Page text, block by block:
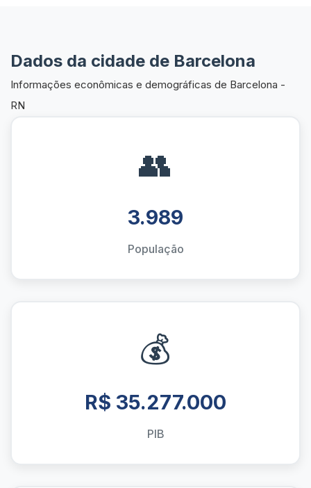
Dados da cidade de Barcelona
Informações econômicas e demográficas de Barcelona -
RN
👥
3.989
População
💰
R$ 35.277.000
PIB